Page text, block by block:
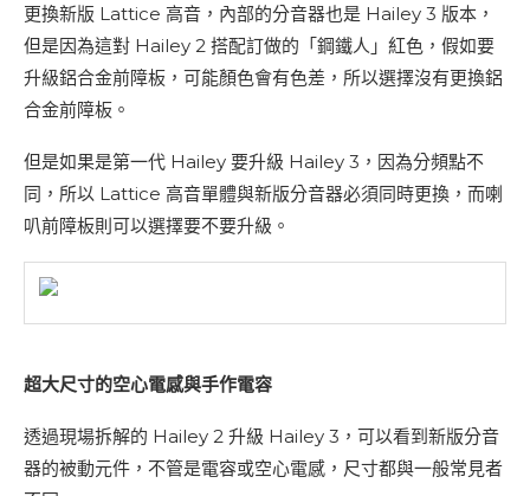
更換新版 Lattice 高音，內部的分音器也是 Hailey 3 版本，
但是因為這對 Hailey 2 搭配訂做的「鋼鐵人」紅色，假如要
升級鋁合金前障板，可能顏色會有色差，所以選擇沒有更換鋁
合金前障板。
但是如果是第一代 Hailey 要升級 Hailey 3，因為分頻點不
同，所以 Lattice 高音單體與新版分音器必須同時更換，而喇
叭前障板則可以選擇要不要升級。
超大尺寸的空心電感與手作電容
透過現場拆解的 Hailey 2 升級 Hailey 3，可以看到新版分音
器的被動元件，不管是電容或空心電感，尺寸都與一般常見者